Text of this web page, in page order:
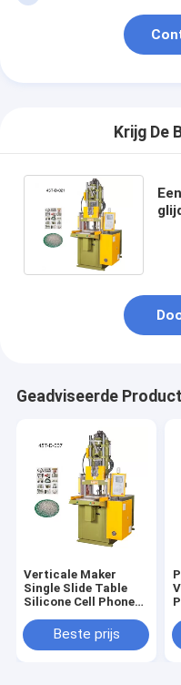
Krijg De
Geadviseerde
Verticale Maker
Single Slide Table
Silicone Cell Phone
Beste prijs